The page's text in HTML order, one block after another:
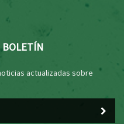
BOLETÍN
actualizadas sobre